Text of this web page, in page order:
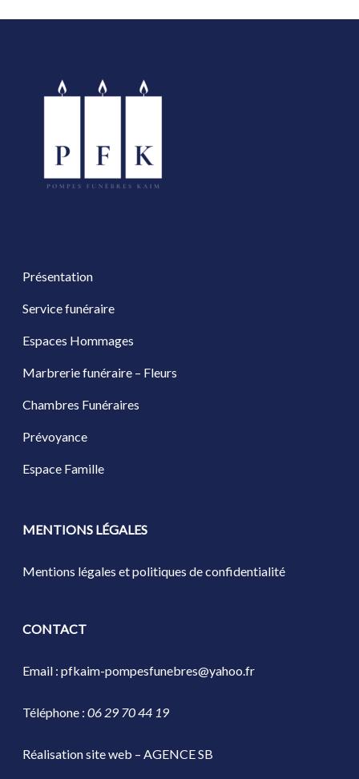
Présentation
Service funéraire
Espaces Hommages
Marbrerie funéraire – Fleurs
Chambres Funéraires
Prévoyance
Espace Famille
MENTIONS LÉGALES
Mentions légales et politiques de confidentialité
CONTACT
Email : pfkaim-pompesfunebres@yahoo.fr
Téléphone : 06 29 70 44 19
Réalisation site web – AGENCE SB